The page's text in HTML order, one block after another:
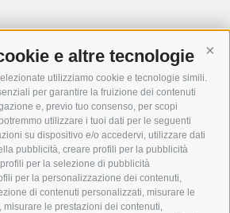
e altre tecnologie
utilizziamo cookie e tecnologie simili.
per garantire la fruizione dei contenuti
e, previo tuo consenso, per scopi
utilizzare i tuoi dati per le seguenti
su dispositivo e/o accedervi, utilizzare dati
pubblicità, creare profili per la pubblicità
per la selezione di pubblicità
per la personalizzazione dei contenuti,
di contenuti personalizzati, misurare le
le prestazioni dei contenuti,